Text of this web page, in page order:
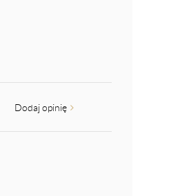
Dodaj opinię